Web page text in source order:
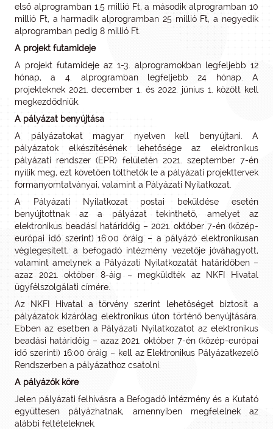
első alprogramban 1,5 millió Ft, a második alprogramban 10
millió Ft, a harmadik alprogramban 25 millió Ft, a negyedik
alprogramban pedig 8 millió Ft.
A projekt futamideje
A projekt futamideje az 1-3. alprogramokban legfeljebb 12
hónap, a 4. alprogramban legfeljebb 24 hónap. A
projekteknek 2021. december 1. és 2022. június 1. között kell
megkezdődniük.
A pályázat benyújtása
A pályázatokat magyar nyelven kell benyújtani. A
pályázatok elkészítésének lehetősége az elektronikus
pályázati rendszer (EPR) felületén 2021. szeptember 7-én
nyílik meg, ezt követően tölthetők le a pályázati projekttervek
formanyomtatványai, valamint a Pályázati Nyilatkozat.
A Pályázati Nyilatkozat postai beküldése esetén
benyújtottnak az a pályázat tekinthető, amelyet az
elektronikus beadási határidőig – 2021. október 7-én (közép-
európai idő szerint) 16:00 óráig – a pályázó elektronikusan
véglegesített, a befogadó intézmény vezetője jóváhagyott,
valamint amelynek a Pályázati Nyilatkozatát határidőben –
azaz 2021. október 8-áig – megküldték az NKFI Hivatal
ügyfélszolgálati címére.
Az NKFI Hivatal a törvény szerint lehetőséget biztosít a
pályázatok kizárólag elektronikus úton történő benyújtására.
Ebben az esetben a Pályázati Nyilatkozatot az elektronikus
beadási határidőig – azaz 2021. október 7-én (közép-európai
idő szerinti) 16:00 óráig – kell az Elektronikus Pályázatkezelő
Rendszerben a pályázathoz csatolni.
A pályázók köre
Jelen pályázati felhívásra a Befogadó intézmény és a Kutató
együttesen pályázhatnak, amennyiben megfelelnek az
alábbi feltételeknek.